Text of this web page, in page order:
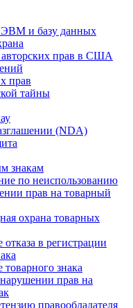
и базу данных
авторских прав в США
прав
тайны
(NDA)
знакам
по неиспользованию
прав на товарный
охрана товарных
в регистрации
знака
прав на
правообладателя